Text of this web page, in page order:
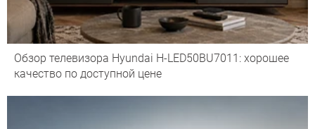
Обзор телевизора Hyundai H-LED50BU7011: хорошее
качество по доступной цене